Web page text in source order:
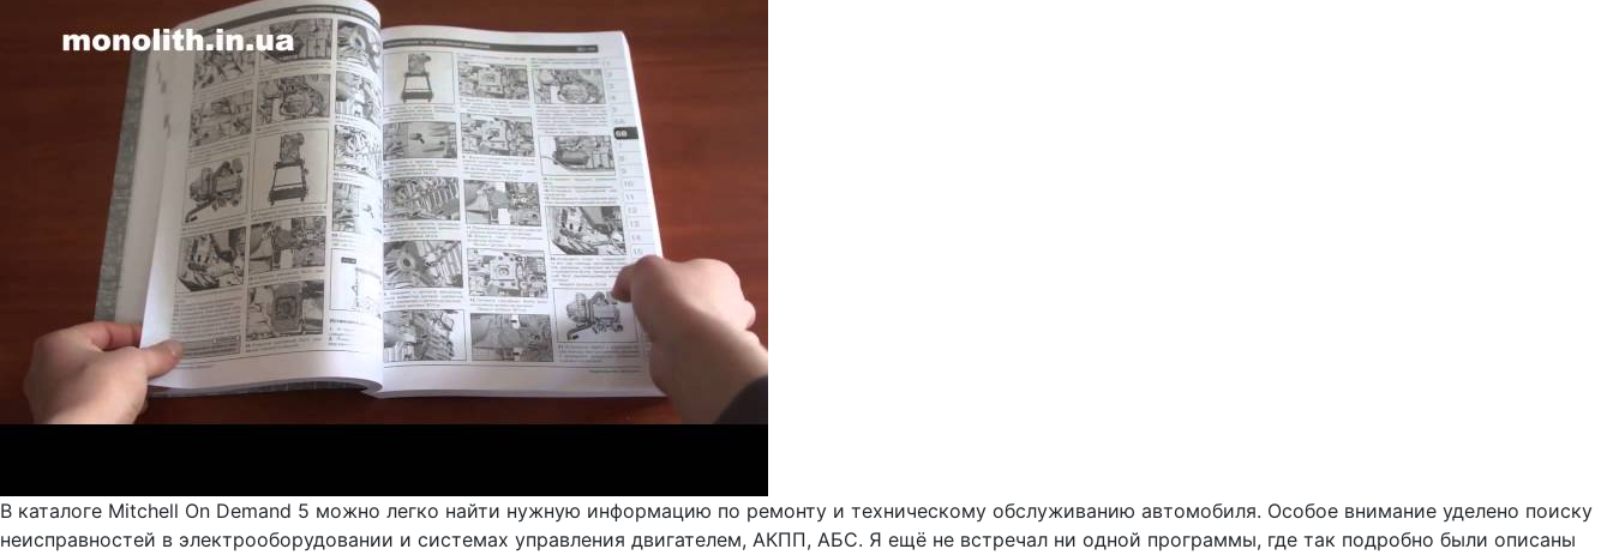
В каталоге Mitchell On Demand 5 можно легко найти нужную информацию по ремонту и техническому обслуживанию автомобиля. Особое внимание уделено поиску
неисправностей в электрооборудовании и системах управления двигателем, АКПП, АБС. Я ещё не встречал ни одной программы, где так подробно были описаны